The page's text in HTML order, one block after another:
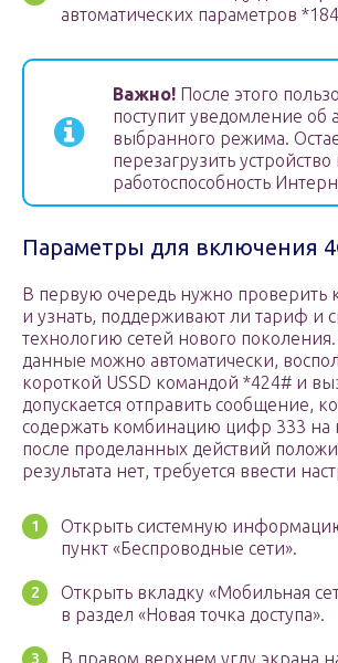
автоматических параметров
Важно! После этого
поступит уведомление об
выбранного режима.
перезагрузить
работоспособность
Параметры для включения
В первую очередь нужно проверить
и узнать, поддерживают ли тариф и
технологию сетей нового
данные можно автоматически,
короткой USSD командой *424# и
допускается отправить сообщение,
содержать комбинацию цифр 333 на
после проделанных действий
результата нет, требуется ввести
Открыть системную
пункт «Беспроводные сети».
Открыть вкладку «Мобильная
в раздел «Новая точка доступа».
В правом верхнем углу экрана